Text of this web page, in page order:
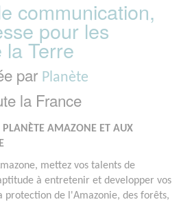
communication,
pour les
la Terre
par Planète
la France
AMAZONE ET AUX
mettez vos talents de
à entretenir et developper vos
protection de l'Amazonie, des forêts,